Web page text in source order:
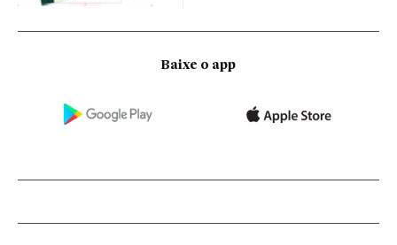
Baixe o app